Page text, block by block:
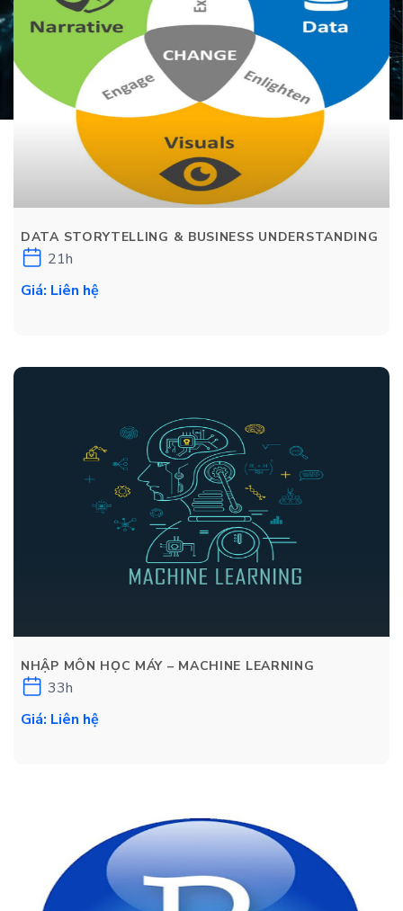
DATA STORYTELLING & BUSINESS UNDERSTANDING
21h
Giá: Liên hệ
NHẬP MÔN HỌC MÁY – MACHINE LEARNING
33h
Giá: Liên hệ